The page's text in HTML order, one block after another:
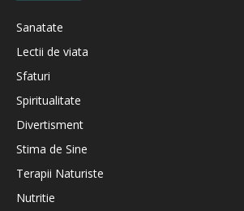
Sanatate
Lectii de viata
Sfaturi
Spiritualitate
Divertisment
Stima de Sine
Terapii Naturiste
Nutritie